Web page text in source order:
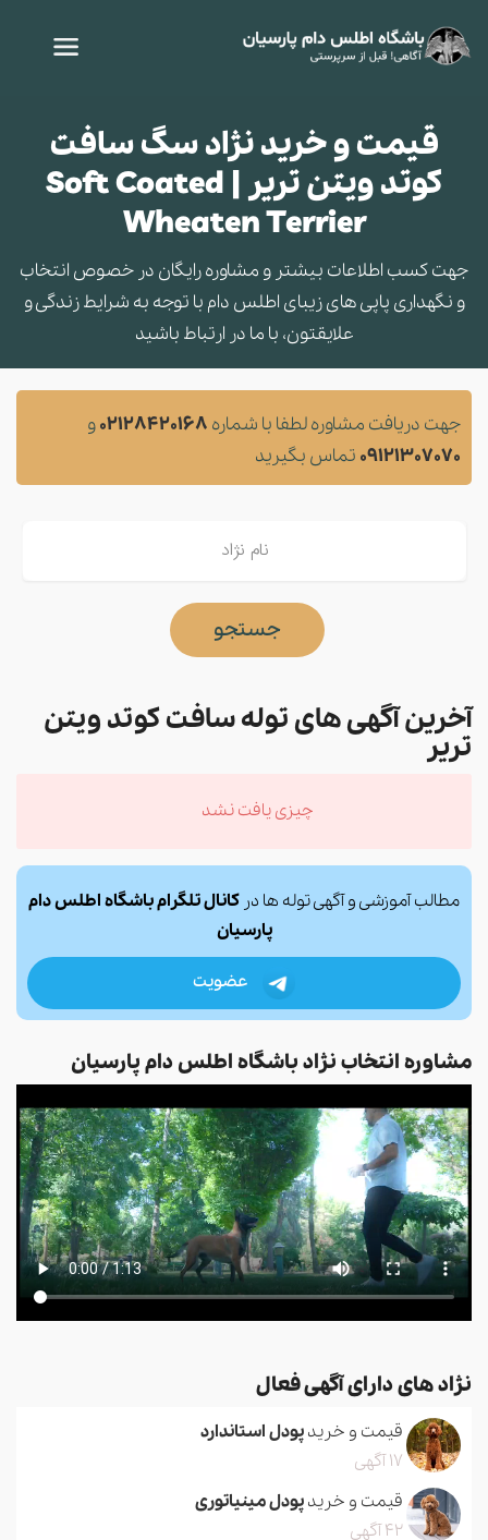
قیمت و خرید نژاد سگ سافت
کوتد ویتن تریر | Soft Coated
Wheaten Terrier
جهت کسب اطلاعات بیشتر و مشاوره‌ رایگان در خصوص انتخاب
و نگهداری پاپی های زیبای اطلس دام با توجه به شرایط زندگی و
علایقتون، با ما در ارتباط باشید
جهت دریافت مشاوره لطفا با شماره 02128420168و
09121307070 تماس بگیرید
جستجو
آخرین آگهی های توله سافت کوتد ویتن
تریر
چیزی یافت نشد
مطالب آموزشی و آگهی توله ها در کانال تلگرام باشگاه اطلس دام
پارسیان
عضویت
مشاوره انتخاب نژاد باشگاه اطلس دام پارسیان
نژاد های دارای آگهی فعال
قیمت و خریدپودل استاندارد
17 آگهی
قیمت و خریدپودل مینیاتوری
42 آگهی